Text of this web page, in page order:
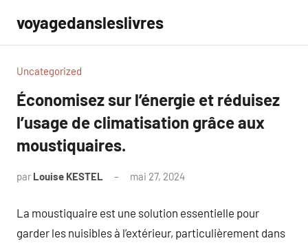
contenu
voyagedansleslivres
Uncategorized
Économisez sur l’énergie et réduisez
l’usage de climatisation grâce aux
moustiquaires.
par Louise KESTEL mai 27, 2024
La moustiquaire est une solution essentielle pour
garder les nuisibles à l’extérieur, particulièrement dans